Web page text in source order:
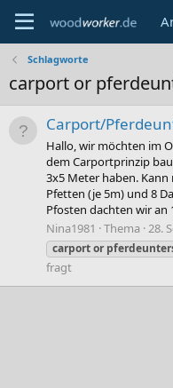
Schlagworte
carport or
Carport/
Hallo, wir möchten im
dem Carportprinzip
3x5 Meter haben. Kann
Pfetten (je 5m) und 8
Pfosten dachten wir an
Nina1981
Thema 28.
carportor
fragt